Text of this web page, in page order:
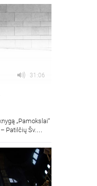
31:06
„Pamokslai“
Patilčių Šv.
Petras